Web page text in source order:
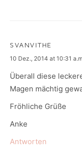
SVANVITHE
says:
10 Dez., 2014 at 10:31
Überall diese
Magen mächtig
Fröhliche Grüße
Anke
Antworten